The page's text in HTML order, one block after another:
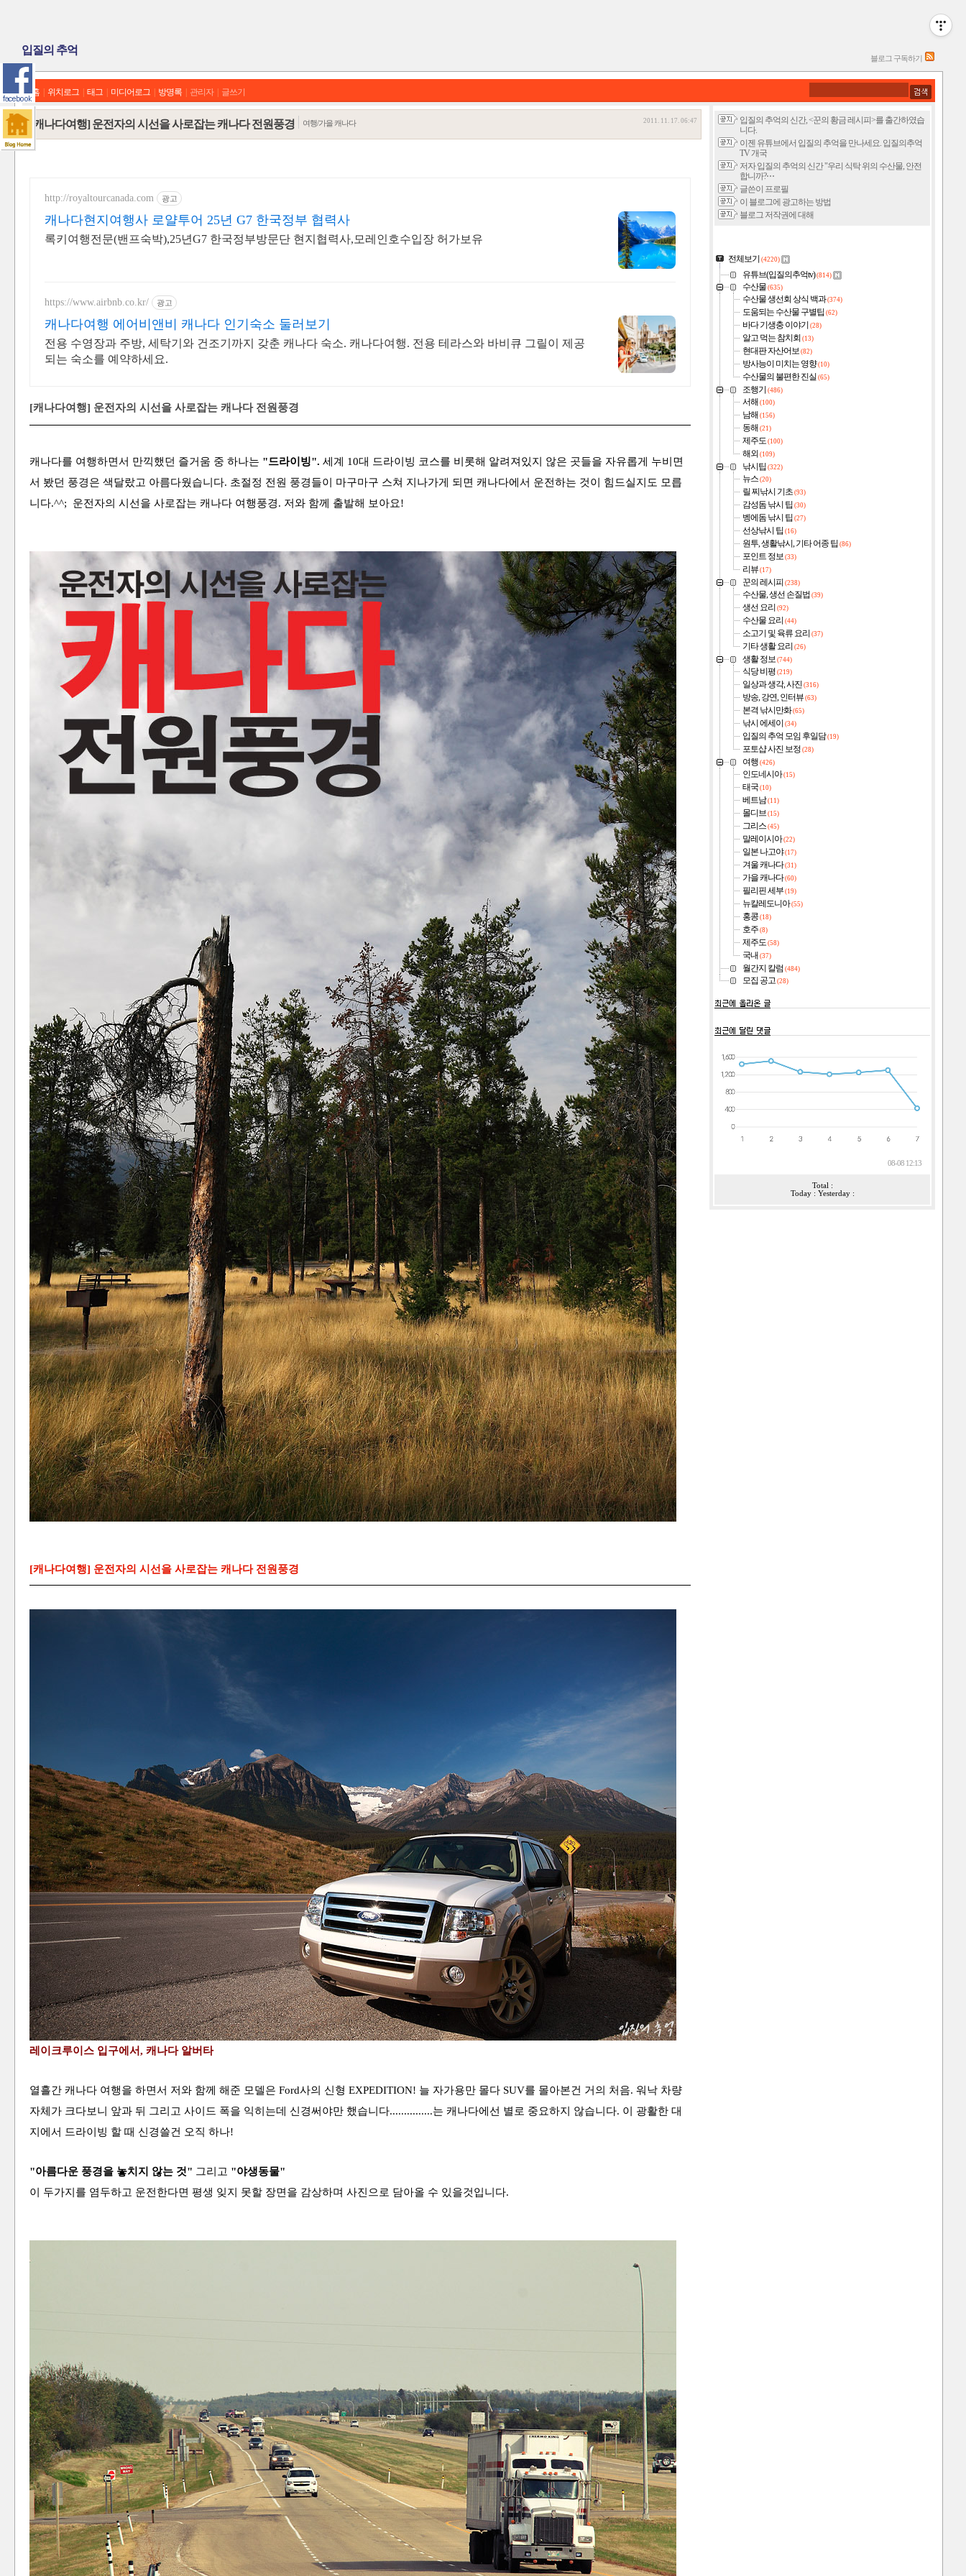
입질의 추억
블로그 구독하기
홈 위치로그 태그 미디어로그 방명록 관리자 글쓰기
[캐나다여행] 운전자의 시선을 사로잡는 캐나다 전원풍경 여행/가을 캐나다 2011. 11. 17. 06:47
http://royaltourcanada.com 광고
캐나다현지여행사 로얄투어 25년 G7 한국정부 협력사
록키여행전문(밴프숙박),25년G7 한국정부방문단 현지협력사,모레인호수입장 허가보유
https://www.airbnb.co.kr/ 광고
캐나다여행 에어비앤비 캐나다 인기숙소 둘러보기
전용 수영장과 주방, 세탁기와 건조기까지 갖춘 캐나다 숙소. 캐나다여행. 전용 테라스와 바비큐 그릴이 제공
되는 숙소를 예약하세요.
[캐나다여행] 운전자의 시선을 사로잡는 캐나다 전원풍경
캐나다를 여행하면서 만끽했던 즐거움 중 하나는 "드라이빙". 세계 10대 드라이빙 코스를 비롯해 알려져있지 않은 곳들을 자유롭게 누비면
서 봤던 풍경은 색달랐고 아름다웠습니다. 초절정 전원 풍경들이 마구마구 스쳐 지나가게 되면 캐나다에서 운전하는 것이 힘드실지도 모릅
니다.^^; 운전자의 시선을 사로잡는 캐나다 여행풍경. 저와 함께 출발해 보아요!
[캐나다여행] 운전자의 시선을 사로잡는 캐나다 전원풍경
레이크루이스 입구에서, 캐나다 알버타
열흘간 캐나다 여행을 하면서 저와 함께 해준 모델은 Ford사의 신형 EXPEDITION! 늘 자가용만 몰다 SUV를 몰아본건 거의 처음. 워낙 차량
자체가 크다보니 앞과 뒤 그리고 사이드 폭을 익히는데 신경써야만 했습니다...............는 캐나다에선 별로 중요하지 않습니다. 이 광활한 대
지에서 드라이빙 할 때 신경쓸건 오직 하나!
"아름다운 풍경을 놓치지 않는 것" 그리고 "야생동물"
이 두가지를 염두하고 운전한다면 평생 잊지 못할 장면을 감상하며 사진으로 담아올 수 있을것입니다.
입질의 추억의 신간, <꾼의 황금 레시피>를 출간하였습
니다.
이젠 유튜브에서 입질의 추억을 만나세요. 입질의추억
TV 개국
저자 입질의 추억의 신간 "우리 식탁 위의 수산물, 안전
합니까?⋯
글쓴이 프로필
이 블로그에 광고하는 방법
블로그 저작권에 대해
카테고리
전체보기 (4220)
유튜브(입질의추억tv)(814)
수산물 (635)
수산물 생선회 상식 백과(374)
도움되는 수산물 구별팁 (62)
바다 기생충 이야기 (28)
알고 먹는 참치회 (13)
현대판 자산어보 (82)
방사능이 미치는 영향(10)
수산물의 불편한 진실 (65)
조행기 (486)
서해 (100)
남해 (156)
동해 (21)
제주도 (100)
해외 (109)
낚시팁(322)
뉴스 (20)
릴 찌낚시 기초 (93)
감성돔 낚시 팁 (30)
벵에돔 낚시 팁 (27)
선상낚시 팁 (16)
원투, 생활낚시, 기타 어종 팁 (86)
포인트 정보 (33)
리뷰 (17)
꾼의 레시피 (238)
수산물, 생선 손질법 (39)
생선 요리 (92)
수산물 요리 (44)
소고기 및 육류 요리 (37)
기타 생활 요리 (26)
생활 정보 (744)
식당 비평 (219)
일상과 생각, 사진 (316)
방송, 강연, 인터뷰 (63)
본격 낚시만화(65)
낚시 에세이 (34)
입질의 추억 모임 후일담(19)
포토샵 사진 보정 (28)
여행 (426)
인도네시아(15)
태국 (10)
베트남(11)
몰디브 (15)
그리스 (45)
말레이시아(22)
일본 나고야(17)
겨울 캐나다(31)
가을 캐나다(60)
필리핀 세부 (19)
뉴칼레도니아(55)
홍콩 (18)
호주 (8)
제주도 (58)
국내 (37)
월간지 칼럼 (484)
모집 공고 (28)
최근에 올라온 글
최근에 달린 댓글
08-08 12:13
Total :
Today : Yesterday :